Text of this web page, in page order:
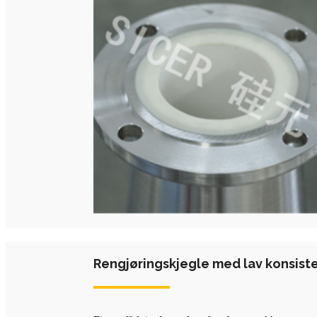
Rengjøringskjegle med lav